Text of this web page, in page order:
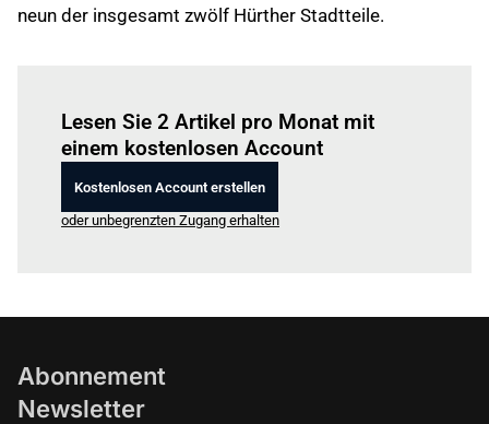
neun der insgesamt zwölf Hürther Stadtteile.
Lesen Sie 2 Artikel pro Monat mit
einem kostenlosen Account
Kostenlosen Account erstellen
oder unbegrenzten Zugang erhalten
Abonnement
Newsletter